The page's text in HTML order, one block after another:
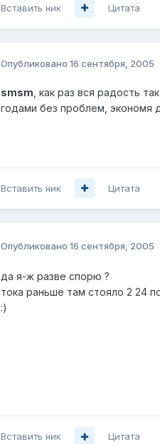
Вставить ник Цитата
Опубликовано 16 сентября, 2005
smsm , как раз вся радость
годами без проблем, экономя
Вставить ник Цитата
Опубликовано 16 сентября, 2005
да я-ж разве спорю ?
тока раньше там стояло 2 24
:)
Вставить ник Цитата